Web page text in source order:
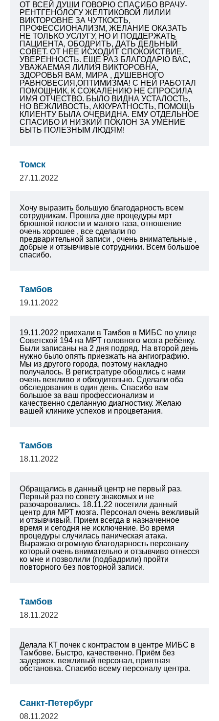
ОТ ВСЕЙ ДУШИ ГОВОРЮ СПАСИБО ВРАЧУ-
РЕНТГЕНОЛОГУ ЖЕЛТИКОВОЙ ЛИЛИИ
ВИКТОРОВНЕ ЗА ЧУТКОСТЬ,
ПРОФЕССИОНАЛИЗМ, ЖЕЛАНИЕ ОКАЗАТЬ
НЕ ТОЛЬКО УСЛУГУ, НО И ПОДДЕРЖАТЬ
ПАЦИЕНТА, ОБОДРИТЬ, ДАТЬ ДЕЛЬНЫЙ
СОВЕТ. ОТ НЕЕ ИСХОДИТ СПОКОЙСТВИЕ,
УВЕРЕННОСТЬ. ЕЩЕ РАЗ БЛАГОДАРЮ ВАС,
УВАЖАЕМАЯ ЛИЛИЯ ВИКТОРОВНА,
ЗДОРОВЬЯ ВАМ, МИРА , ДУШЕВНОГО
РАВНОВЕСИЯ,ОПТИМИЗМА! С НЕЙ РАБОТАЛ
ПОМОЩНИК, К СОЖАЛЕНИЮ НЕ СПРОСИЛА
ИМЯ ОТЧЕСТВО. БЫЛО ВИДНА УСТАЛОСТЬ,
НО ВЕЖЛИВОСТЬ, АККУРАТНОСТЬ, ПОМОЩЬ
КЛИЕНТУ БЫЛА ОЧЕВИДНА. ЕМУ ОТДЕЛЬНОЕ
СПАСИБО И НИЗКИЙ ПОКЛОН ЗА УМЕНИЕ
БЫТЬ ПОЛЕЗНЫМ ЛЮДЯМ!
Томск
27.11.2022
Хочу выразить большую благодарность всем
сотрудникам. Прошла две процедуры мрт
брюшной полости и малого таза, отношение
очень хорошее , все сделали по
предварительной записи , очень внимательные ,
добрые и отзывчивые сотрудники. Всем большое
спасибо.
Тамбов
19.11.2022
19.11.2022 приехали в Тамбов в МИБС по улице
Советской 194 на МРТ головного мозга ребёнку.
Были записаны на 2 дня подряд. На второй день
нужно было опять приезжать на ангиографию.
Мы из другого города, поэтому накладно
получалось. В регистратуре обошлись с нами
очень вежливо и обходительно. Сделали оба
обследования в один день. Спасибо вам
большое за ваш профессионализм и
качественно сделанную диагностику. Желаю
вашей клинике успехов и процветания.
Тамбов
18.11.2022
Обращались в данный центр не первый раз.
Первый раз по совету знакомых и не
разочаровались. 18.11.22 посетили данный
центр для МРТ мозга. Персонал очень вежливый
и отзывчивый. Прием всегда в назначенное
время и сегодня не исключение. Во время
процедуры случилась паническая атака.
Выражаю огромную благодарность персоналу
который очень внимательно и отзывчиво отнесся
ко мне и позволили (подбадрили) пройти
повторного без повторной записи.
Тамбов
18.11.2022
Делала КТ почек с контрастом в центре МИБС в
Тамбове. Быстро, качественно. Приём без
задержек, вежливый персонал, приятная
обстановка. Спасибо всему персоналу центра.
Санкт-Петербург
08.11.2022